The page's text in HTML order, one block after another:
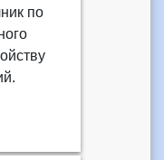
по